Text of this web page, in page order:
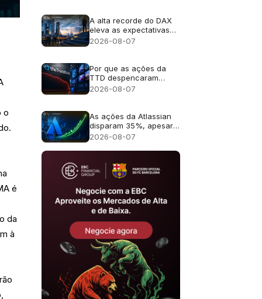
o
é
da
à
A alta recorde do DAX
eleva as expectativas
de lucros para as ações
2026-08-07
Por que as ações da
TTD despencaram
quase 30% após a
2026-08-07
As ações da Atlassian
disparam 35%, apesar
da previsão de
2026-08-07